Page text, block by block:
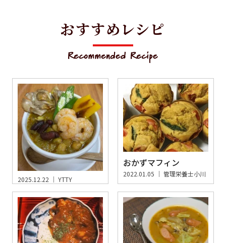
おすすめレシピ
海老と豆の薬膳カレー
スープ
2025.12.22 ｜ YTTY
おかずマフィン
2022.01.05 ｜ 管理栄養士小川